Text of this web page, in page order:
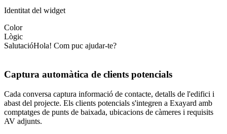
Identitat del widget
Color
Lògic
SalutacióHola! Com puc ajudar-te?
Captura automàtica de clients potencials
Cada conversa captura informació de contacte, detalls de l'edifici i
abast del projecte. Els clients potencials s'integren a Exayard amb
comptatges de punts de baixada, ubicacions de càmeres i requisits
AV adjunts.